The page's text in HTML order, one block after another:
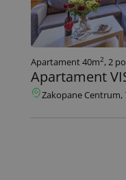
Apartament 40m2, 2
Apartament
Zakopane Centrum,